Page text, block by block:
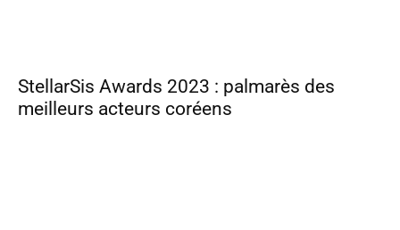
StellarSis Awards 2023 : palmarès des
meilleurs acteurs coréens